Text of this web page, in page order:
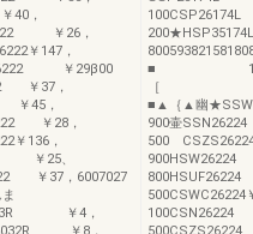
40，
￥26，
￥147，
￥29β00
￥37，
￥45，
￥28，
￥136，
￥25、
￥37，6007027
03R ￥4，
■
［ ．直▲
■▲｛▲幽
900壷
500